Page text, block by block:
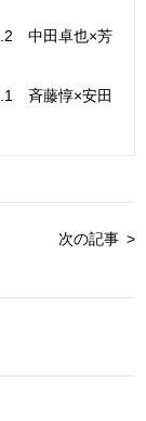
中田卓也×芳
斉藤惇×安田
次の記事